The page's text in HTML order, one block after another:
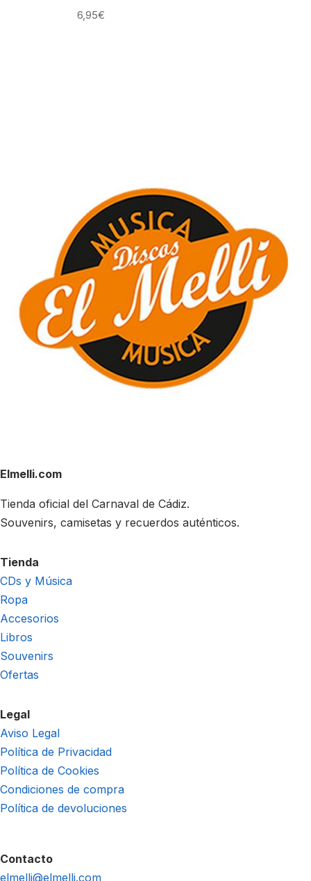
6,95€
Elmelli.com
Tienda oficial del Carnaval de Cádiz.
Souvenirs, camisetas y recuerdos auténticos.
Tienda
CDs y Música
Ropa
Accesorios
Libros
Souvenirs
Ofertas
Legal
Aviso Legal
Política de Privacidad
Política de Cookies
Condiciones de compra
Política de devoluciones
Contacto
elmelli@elmelli.com